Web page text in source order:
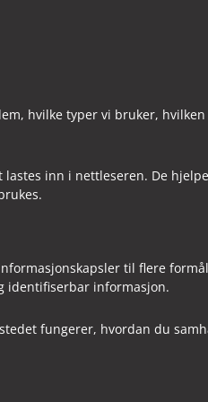
hvilke typer vi bruker,
inn i nettleseren. De
til flere
identifiserbar informasjon.
fungerer, hvordan du